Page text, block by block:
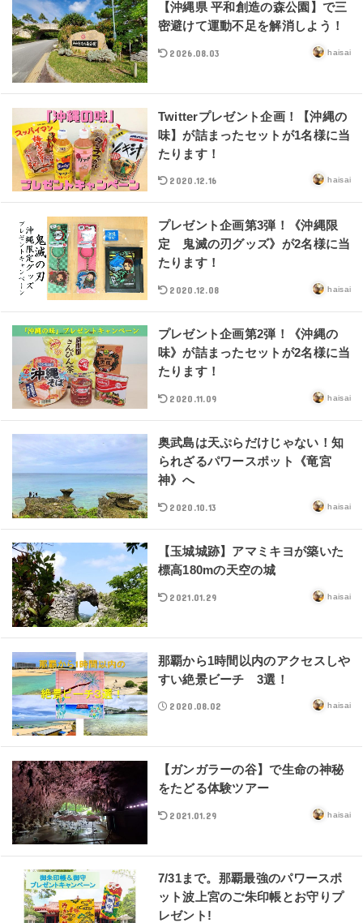
【沖縄県 平和創造の森公園】で三
密避けて運動不足を解消しよう！
2026.08.03 haisai
Twitterプレゼント企画！【沖縄の
味】が詰まったセットが1名様に当
たります！
2020.12.16 haisai
プレゼント企画第3弾！《沖縄限
定 鬼滅の刃グッズ》が2名様に当
たります！
2020.12.08 haisai
プレゼント企画第2弾！《沖縄の
味》が詰まったセットが2名様に当
たります！
2020.11.09 haisai
奥武島は天ぷらだけじゃない！知
られざるパワースポット《竜宮
神》へ
2020.10.13 haisai
【玉城城跡】アマミキヨが築いた
標高180mの天空の城
2021.01.29 haisai
那覇から1時間以内のアクセスしや
すい絶景ビーチ 3選！
2020.08.02 haisai
【ガンガラーの谷】で生命の神秘
をたどる体験ツアー
2021.01.29 haisai
7/31まで。那覇最強のパワースポ
ット波上宮のご朱印帳とお守りプ
レゼント!